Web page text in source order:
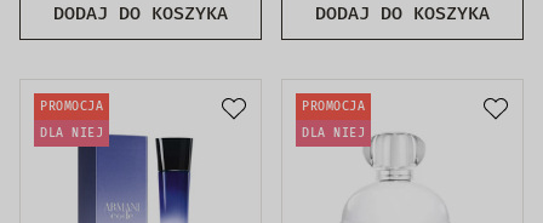
DODAJ DO KOSZYKA DODAJ DO KOSZYKA
PROMOCJA
DLA NIEJ
PROMOCJA
DLA NIEJ